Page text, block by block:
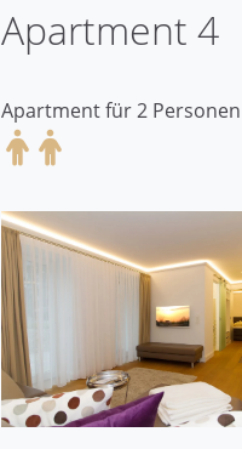
Apartment 4
Apartment für 2 Personen